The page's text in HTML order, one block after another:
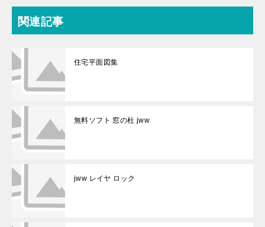
関連記事
住宅平面図集
無料ソフト 窓の杜 jww
jww レイヤ ロック